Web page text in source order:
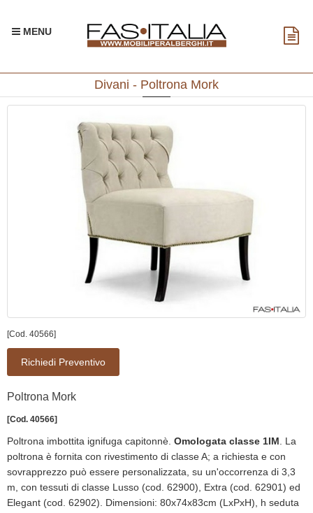
MENU
Divani - Poltrona Mork
[Cod. 40566]
Richiedi Preventivo
Poltrona Mork
[Cod. 40566]
Poltrona imbottita ignifuga capitonnè. Omologata classe 1IM. La
poltrona è fornita con rivestimento di classe A; a richiesta e con
sovrapprezzo può essere personalizzata, su un'occorrenza di 3,3
m, con tessuti di classe Lusso (cod. 62900), Extra (cod. 62901) ed
Elegant (cod. 62902). Dimensioni: 80x74x83cm (LxPxH), h seduta